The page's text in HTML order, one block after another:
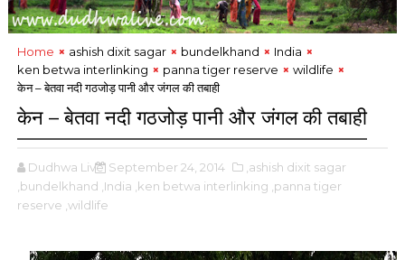
Home ashish dixit sagar bundelkhand
India
ken betwa interlinking
panna tiger reserve
wildlife
केन – बेतवा नदी गठजोड़ पानी और जंगल की तबाही
केन – बेतवा नदी गठजोड़ पानी और जंगल की तबाही
Dudhwa Live September 24, 2014
,ashish dixit sagar
,bundelkhand ,India ,ken betwa interlinking ,panna tiger
reserve ,wildlife